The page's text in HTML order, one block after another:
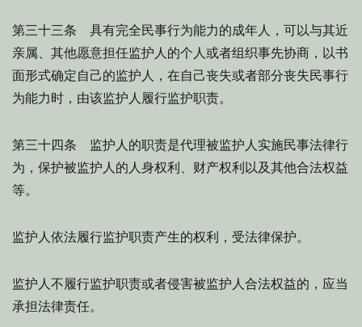
第三十三条 具有完全民事行为能力的成年人，可以与其近
亲属、其他愿意担任监护人的个人或者组织事先协商，以书
面形式确定自己的监护人，在自己丧失或者部分丧失民事行
为能力时，由该监护人履行监护职责。
第三十四条 监护人的职责是代理被监护人实施民事法律行
为，保护被监护人的人身权利、财产权利以及其他合法权益
等。
监护人依法履行监护职责产生的权利，受法律保护。
监护人不履行监护职责或者侵害被监护人合法权益的，应当
承担法律责任。